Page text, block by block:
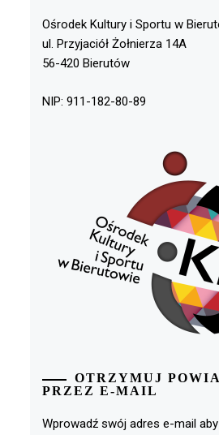
Ośrodek Kultury i Sportu w
ul. Przyjaciół Żołnierza 14A
56-420 Bierutów
NIP: 911-182-80-89
OTRZYMUJ
PRZEZ E-MAIL
Wprowadź swój adres e-mail